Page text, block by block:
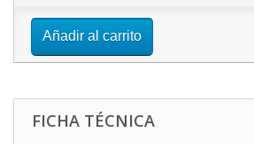
Añadir al carrito
FICHA TÉCNICA